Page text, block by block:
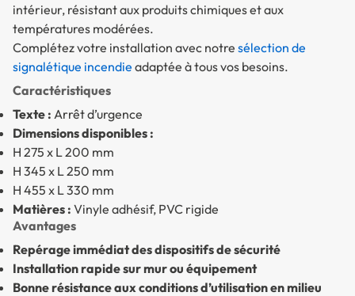
intérieur, résistant aux produits chimiques et aux
températures modérées.
Complétez votre installation avec notre sélection de
signalétique incendie adaptée à tous vos besoins.
Caractéristiques
Texte : Arrêt d’urgence
Dimensions disponibles :
H 275 x L 200 mm
H 345 x L 250 mm
H 455 x L 330 mm
Matières : Vinyle adhésif, PVC rigide
Avantages
Repérage immédiat des dispositifs de sécurité
Installation rapide sur mur ou équipement
Bonne résistance aux conditions d’utilisation en milieu